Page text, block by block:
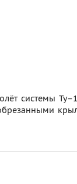
системы